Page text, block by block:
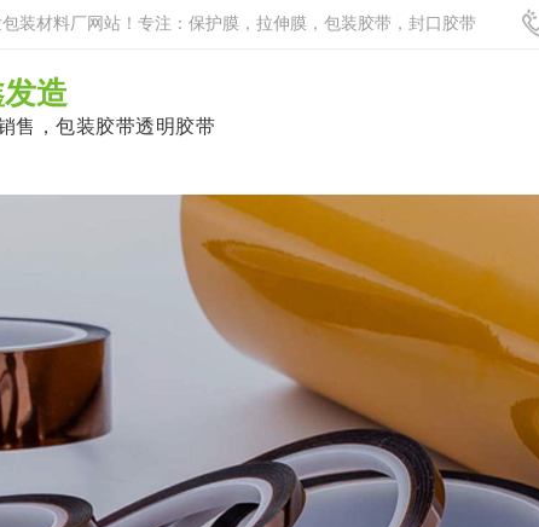
装材料厂网站！专注：保护膜，拉伸膜，包装胶带，封口胶带
造
售，包装胶带透明胶带
网站首页 保护膜系列